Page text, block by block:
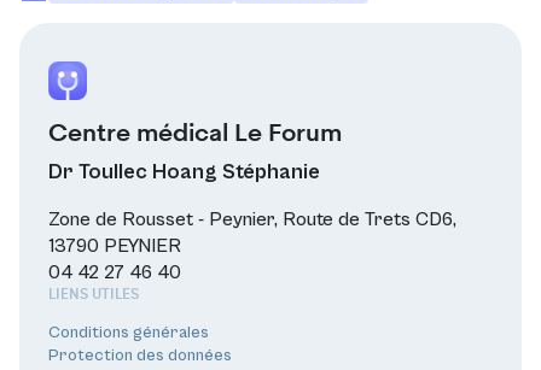
Centre médical Le Forum
Dr Toullec Hoang Stéphanie
Zone de Rousset - Peynier, Route de Trets CD6,
13790 PEYNIER
04 42 27 46 40
LIENS UTILES
Conditions générales
Protection des données